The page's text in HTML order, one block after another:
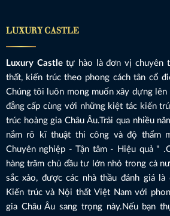
LUXURY CASTLE
Luxury Castletự hào là đơn vị chuyên
thất, kiến trúc theo phong cách tân cổ
Chúng tôi luôn mong muốn xây dựng
đẳng cấp cùng với những kiệt tác kiến
trúc hoàng gia Châu Âu.Trải qua nhiều
nắm rõ kĩ thuật thi công và độ thẩm
Chuyên nghiệp - Tận tâm - Hiệu quả "
hàng trăm chủ đầu tư lớn nhỏ trong cả
sắc xảo, được các nhà thầu đánh giá là
Kiến trúc và Nội thất Việt Nam với
gia Châu Âu sang trọng này.Nếu bạn